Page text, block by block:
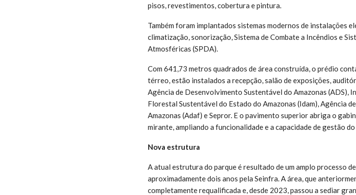
pisos, revestimentos, cobertura e pintura.
Também foram implantados sistemas modernos de instalações
climatização, sonorização, Sistema de Combate a Incêndios e
Atmosféricas (SPDA).
Com 641,73 metros quadrados de área construída, o prédio
térreo, estão instalados a recepção, salão de exposições,
Agência de Desenvolvimento Sustentável do Amazonas
Florestal Sustentável do Estado do Amazonas (Idam), Agência
Amazonas (Adaf) e Sepror. E o pavimento superior abriga o
mirante, ampliando a funcionalidade e a capacidade de gestão do
Nova estrutura
A atual estrutura do parque é resultado de um amplo processo
aproximadamente dois anos pela Seinfra. A área, que
completamente requalificada e, desde 2023, passou a sediar